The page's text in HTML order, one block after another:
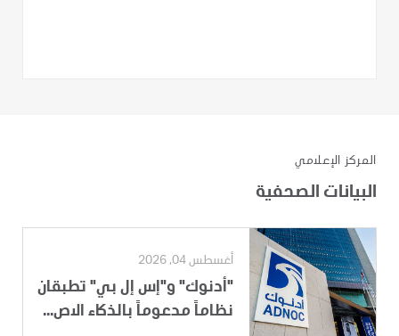
المركز الإعلامي
البيانات الصحفية
أغسطس 04, 2026
"أدنوك" و"إس إل بي" تطبقان
نظاماً مدعوماً بالذكاء الاص...